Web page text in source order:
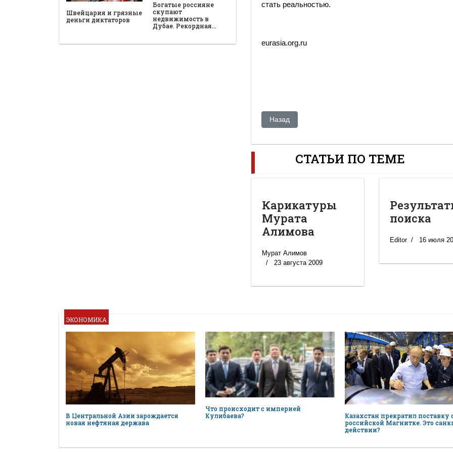
Швейцария и грязные
деньги диктаторов
Богатые россияне
скупают
недвижимость в
Дубае. Рекордная…
стать реальностью.
eurasia.org.ru
Предыдущий: «Жакиянова сознательно убивают»
Назад
СТАТЬИ ПО ТЕМЕ
Карикатуры
Мурата
Алимова
Мурат Алимов
23 августа 2009
поиска
Editor 16 июля
ЭКОНОМИКА
В Центральной Азии зарождается
новая нефтяная держава
Что происходит с империей
Кулибаева?
Казахстан прекратил поставку
российской Магнитке. Это
действии?